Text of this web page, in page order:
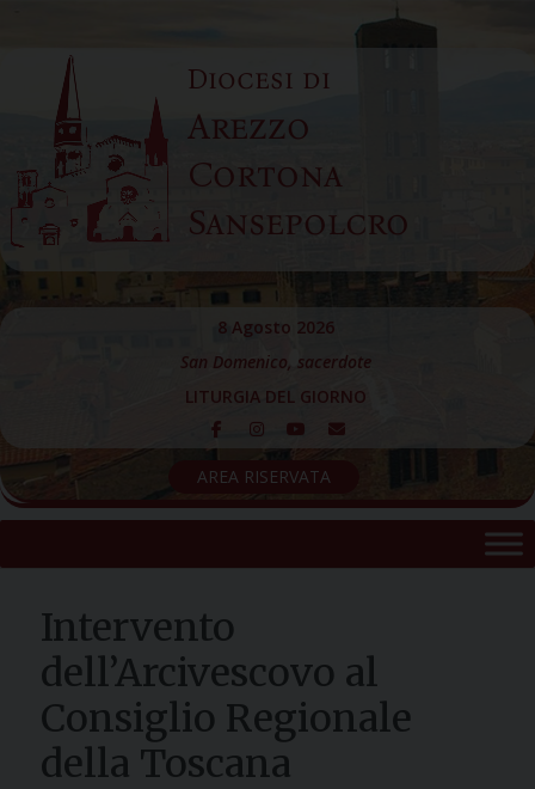
content
Diocesi di
Arezzo
Cortona
Sansepolcro
8 Agosto 2026
San Domenico, sacerdote
LITURGIA DEL GIORNO
AREA RISERVATA
Intervento
dell’Arcivescovo al
Consiglio Regionale
della Toscana